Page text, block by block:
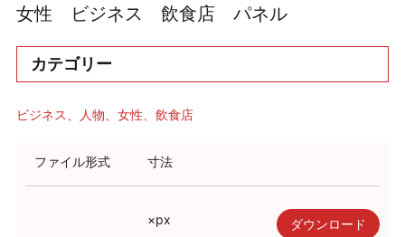
リクエスト
お問い合わせ
女性 ビジネス 飲食店 パネル
カテゴリー
ビジネス 人物 女性 飲食店
ファイル形式 寸法
×px ダウンロード